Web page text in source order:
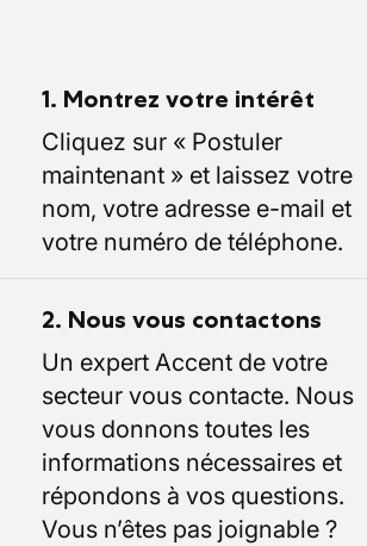
jusqu’à
de câbles
des câbles
(tant
également de
1. Montrez votre intérêt
Cliquez sur « Postuler
maintenant » et laissez votre
nom, votre adresse e-mail et
votre numéro de téléphone.
2. Nous vous contactons
Un expert Accent de votre
secteur vous contacte. Nous
vous donnons toutes les
informations nécessaires et
répondons à vos questions.
Vous n’êtes pas joignable ?